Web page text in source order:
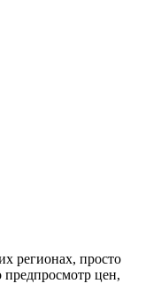
регионах, просто
цен,